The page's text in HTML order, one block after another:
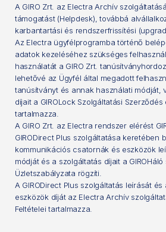
A GIRO Zrt. az Electra Archív
támogatást (Helpdesk), továbbá
karbantartási és rendszerfrissítési
Az Electra ügyfélprogramba történő
adatok kezeléséhez szükséges
használatát a GIRO Zrt.
lehetővé az Ügyfél által megadott
tanúsítványt és annak használati módját,
díjait a GIROLock Szolgáltatási
tartalmazza.
A GIRO Zrt. az Electra rendszer elérést
GIRODirect Plus szolgáltatása keretében
kommunikációs csatornák és eszközök
módját és a szolgáltatás díjait a
Üzletszabályzata rögzíti.
A GIRODirect Plus szolgáltatás leírását
eszközök díját az Electra Archív
Feltételei tartalmazza.